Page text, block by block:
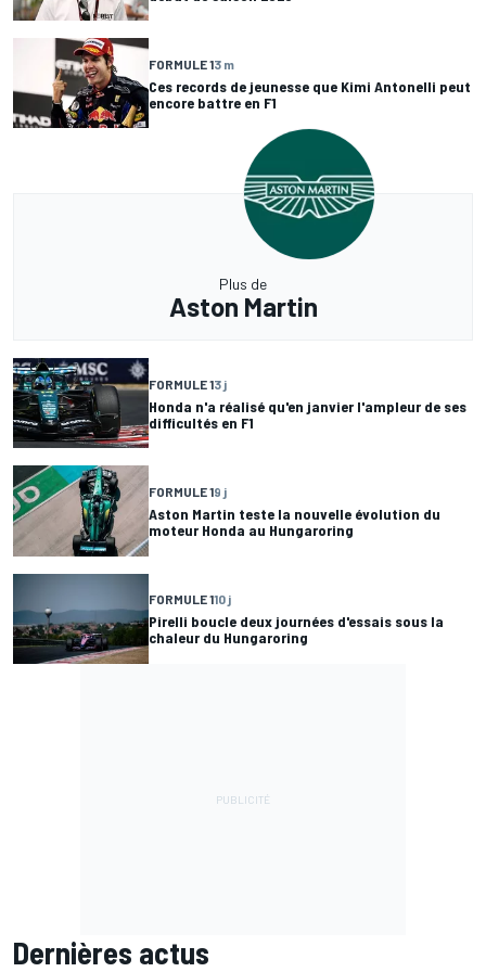
FORMULE 13 m
Ces records de jeunesse que Kimi Antonelli peut
encore battre en F1
Plus de
Aston Martin
FORMULE 13 j
Honda n'a réalisé qu'en janvier l'ampleur de ses
difficultés en F1
FORMULE 19 j
Aston Martin teste la nouvelle évolution du
moteur Honda au Hungaroring
FORMULE 110 j
Pirelli boucle deux journées d'essais sous la
chaleur du Hungaroring
Dernières actus